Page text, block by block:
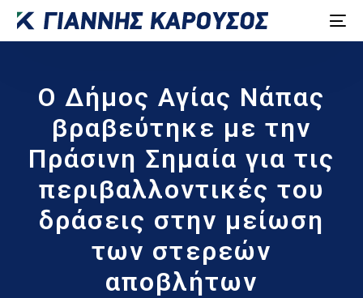
Ο Δήμος Αγίας Νάπας
βραβεύτηκε με την
Πράσινη Σημαία για τις
περιβαλλοντικές του
δράσεις στην μείωση
των στερεών
αποβλήτων